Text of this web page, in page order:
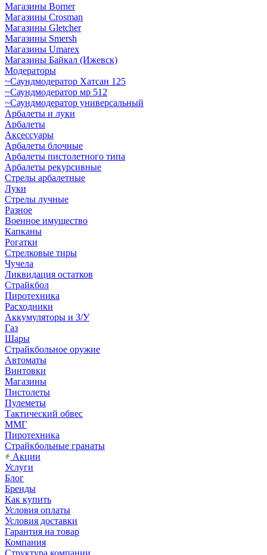
Магазины Borner
Магазины Crosman
Магазины Gletcher
Магазины Smersh
Магазины Umarex
Магазины Байкал (Ижевск)
Модераторы
~Cаундмодератор Хатсан 125
~Саундмодератор мр 512
~Саундмодератор универсальный
Арбалеты и луки
Арбалеты
Аксессуары
Арбалеты блочные
Арбалеты пистолетного типа
Арбалеты рекурсивные
Стрелы арбалетные
Луки
Стрелы лучные
Разное
Военное имущество
Капканы
Рогатки
Стрелковые тиры
Чучела
Ликвидация остатков
Страйкбол
Пиротехника
Расходники
Аккумуляторы и З/У
Газ
Шары
Страйкбольное оружие
Автоматы
Винтовки
Магазины
Пистолеты
Пулеметы
Тактический обвес
ММГ
Пиротехника
Страйкбольные гранаты
Акции
Услуги
Блог
Бренды
Как купить
Условия оплаты
Условия доставки
Гарантия на товар
Компания
Структура компании